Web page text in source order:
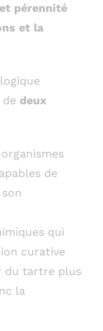
pérennité
et la
deux
de
qui
curative
du tartre plus
la